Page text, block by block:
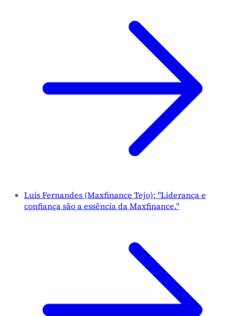
Luís Fernandes (Maxfinance Tejo): "Liderança e
confiança são a essência da Maxfinance."